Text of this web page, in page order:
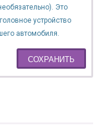
Это
устройство
автомобиля.
СОХРАНИТЬ